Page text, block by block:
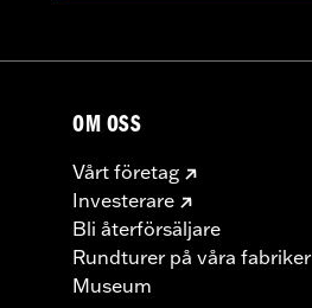
OM OSS
Vårt företag
Investerare
Bli återförsäljare
Rundturer på våra fabriker
Museum